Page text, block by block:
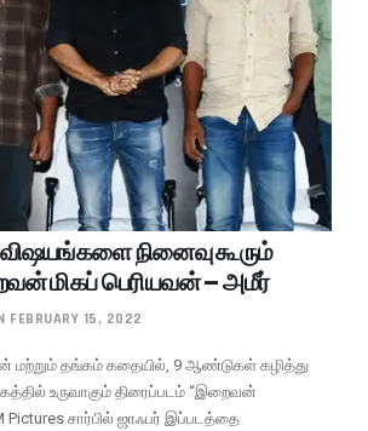
நினைவு கூரும்
மிகப் பெரியவன் – அமீர்
FEBRUARY 15, 2022
மற்றும் தங்கம் கதையில், 9 ஆண்டுகள் கழித்து
உருவாகும் திரைப்படம் “இறைவன்
Pictures சார்பில் ஜாஃபர் இப்படத்தை